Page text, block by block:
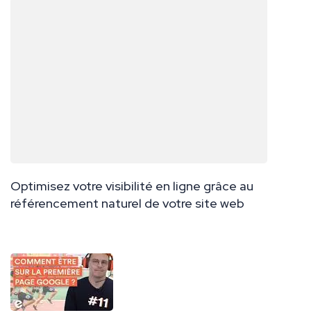
Optimisez votre visibilité en ligne grâce au
référencement naturel de votre site web